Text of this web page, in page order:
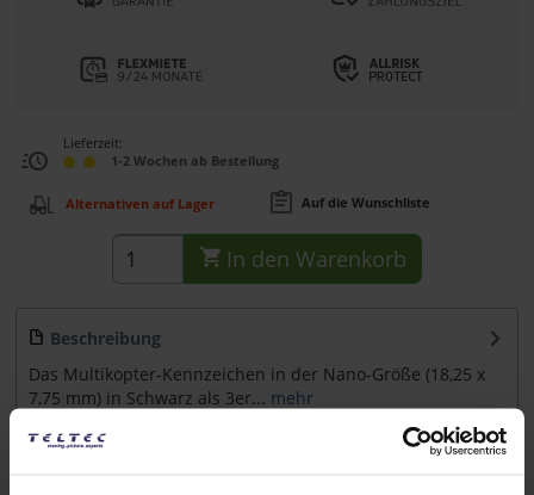
Lieferzeit:
1-2 Wochen ab Bestellung
Alternativen auf Lager Auf die Wunschliste
In den Warenkorb
Beschreibung
Das Multikopter-Kennzeichen in der Nano-Größe (18,25 x
7,75 mm) in Schwarz als 3er... mehr